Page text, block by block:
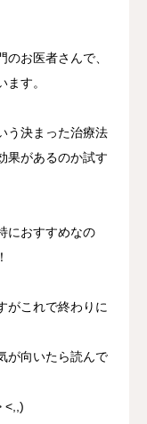
お医者さんで、
す。
う決まった治療法
果があるのか試す
におすすめなの
がこれで終わりに
が向いたら読んで
<,,)